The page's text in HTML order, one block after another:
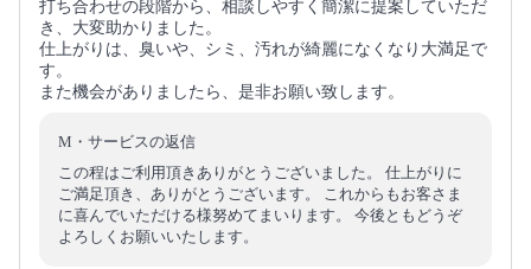
打ち合わせの段階から、相談しやすく簡潔に提案していただ
き、大変助かりました。
仕上がりは、臭いや、シミ、汚れが綺麗になくなり大満足で
す。
また機会がありましたら、是非お願い致します。
M・サービスの返信
この程はご利用頂きありがとうございました。 仕上がりに
ご満足頂き、ありがとうございます。 これからもお客さま
に喜んでいただける様努めてまいります。 今後ともどうぞ
よろしくお願いいたします。